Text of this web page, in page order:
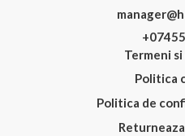
Termeni
Politica
Politica de